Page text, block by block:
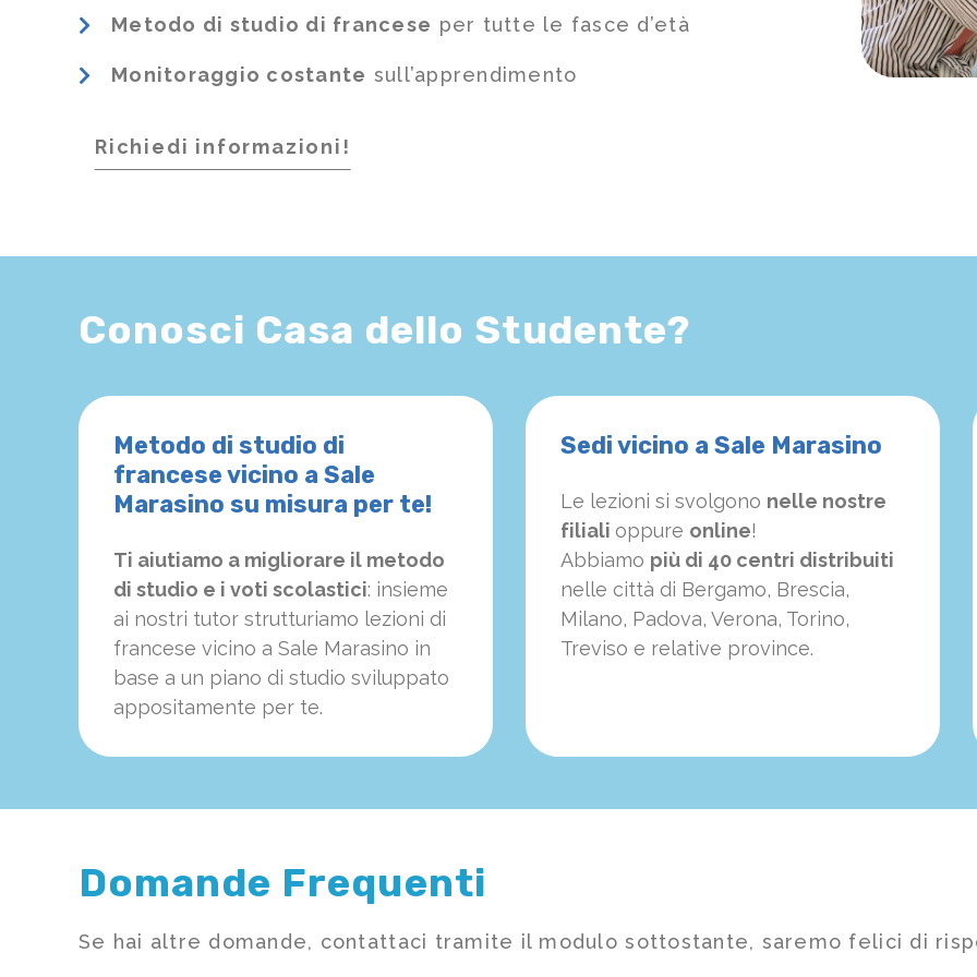
Metodo di studio di francese per tutte le fasce d’età
Monitoraggio costante sull’apprendimento
Richiedi informazioni!
Conosci Casa dello Studente?
Metodo di studio di
francese vicino a Sale
Marasino su misura per te!
Ti aiutiamo a migliorare il metodo
di studio e i voti scolastici: insieme
ai nostri tutor strutturiamo lezioni di
francese vicino a Sale Marasino in
base a un piano di studio sviluppato
appositamente per te.
Sedi vicino a Sale Marasino
Le lezioni si svolgono nelle nostre
filiali oppure online!
Abbiamo più di 40 centri distribuiti
nelle città di Bergamo, Brescia,
Milano, Padova, Verona, Torino,
Treviso e relative province.
Domande Frequenti
Se hai altre domande, contattaci tramite il modulo sottostante, saremo felici di